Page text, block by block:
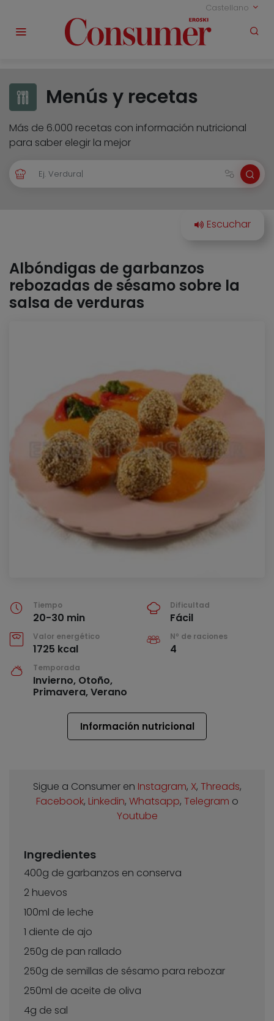
Castellano
Menús y recetas
Más de 6.000 recetas con información nutricional
para saber elegir la mejor
Albóndigas de garbanzos
rebozadas de sésamo sobre la
salsa de verduras
Tiempo
20-30 min
Dificultad
Fácil
Valor energético
1725 kcal
Nº de raciones
4
Temporada
Invierno, Otoño,
Primavera, Verano
Información nutricional
Sigue a Consumer en Instagram, X, Threads,
Facebook, Linkedin, Whatsapp, Telegram o
Youtube
Ingredientes
400g de garbanzos en conserva
2 huevos
100ml de leche
1 diente de ajo
250g de pan rallado
250g de semillas de sésamo para rebozar
250ml de aceite de oliva
4g de sal